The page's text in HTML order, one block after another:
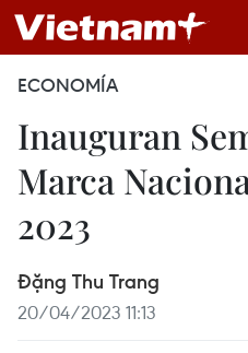
ECONOMÍA
Inauguran
Marca
2023
Đặng Thu Trang
20/04/2023 11:13